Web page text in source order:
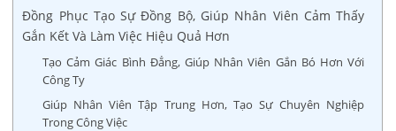
Đồng Phục Tạo Sự Đồng Bộ, Giúp Nhân Viên Cảm Thấy
Gắn Kết Và Làm Việc Hiệu Quả Hơn
Tạo Cảm Giác Bình Đẳng, Giúp Nhân Viên Gắn Bó Hơn Với
Công Ty
Giúp Nhân Viên Tập Trung Hơn, Tạo Sự Chuyên Nghiệp
Trong Công Việc